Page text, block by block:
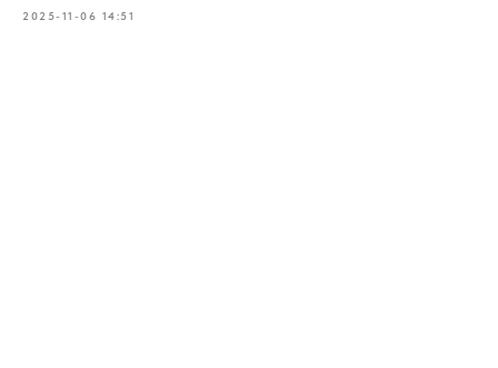
2025-11-06 14:51